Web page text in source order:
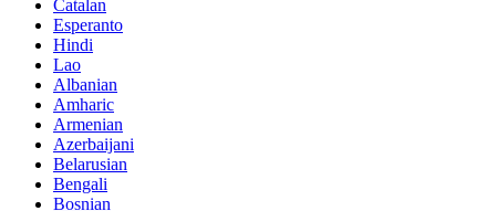
Catalan
Esperanto
Hindi
Lao
Albanian
Amharic
Armenian
Azerbaijani
Belarusian
Bengali
Bosnian